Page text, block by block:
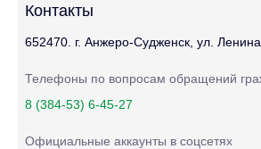
Контакты
652470. г. Анжеро-Судженск, ул.
Телефоны по вопросам обращений
8 (384-53) 6-45-27
Официальные аккаунты в соцсетях